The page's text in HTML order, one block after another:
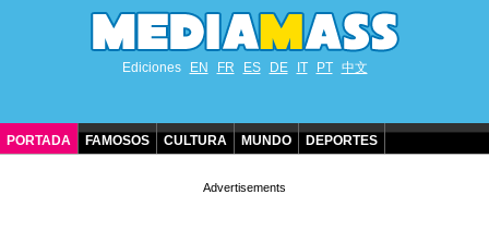
Ediciones EN FR ES DE IT PT 中文
PORTADA FAMOSOS CULTURA MUNDO DEPORTES